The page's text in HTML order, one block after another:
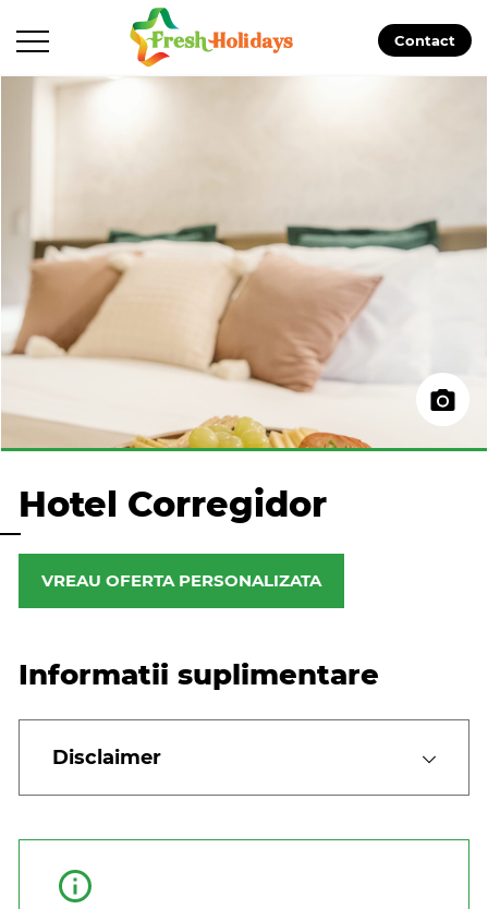
Contact
Hotel Corregidor
VREAU OFERTA PERSONALIZATA
Informatii suplimentare
Disclaimer